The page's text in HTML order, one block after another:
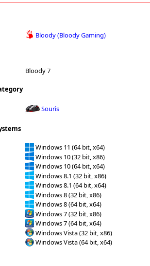
Bloody (Bloody Gaming)
Bloody 7
Souris
Windows 11 (64 bit, x64)
Windows 10 (32 bit, x86)
Windows 10 (64 bit, x64)
Windows 8.1 (32 bit, x86)
Windows 8.1 (64 bit, x64)
Windows 8 (32 bit, x86)
Windows 8 (64 bit, x64)
Windows 7 (32 bit, x86)
Windows 7 (64 bit, x64)
Windows Vista (32 bit, x86)
Windows Vista (64 bit, x64)